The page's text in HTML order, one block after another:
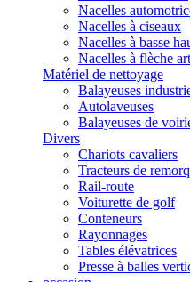
Nacelles
Nacelles à ciseaux
Nacelles à basse
Nacelles à flèche
Matériel de nettoyage
Balayeuses
Autolaveuses
Balayeuses de
Divers
Chariots cavaliers
Tracteurs de
Rail-route
Voiturette de golf
Conteneurs
Rayonnages
Tables élévatrices
Presse à balles